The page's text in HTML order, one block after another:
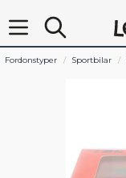
Fordonstyper Sportbilar